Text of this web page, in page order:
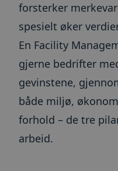
forsterker
spesielt øker
En Facility
gjerne bedrifter
gevinstene,
både miljø,
forhold – de tre
arbeid.